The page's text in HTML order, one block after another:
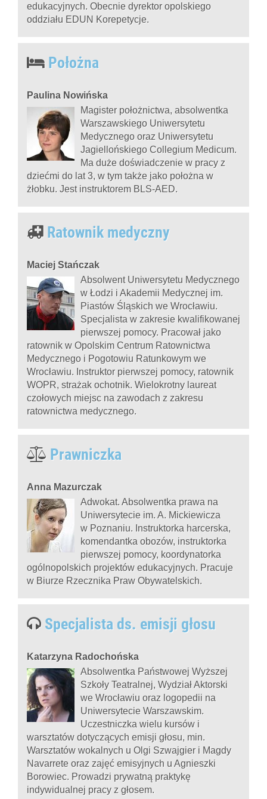
edukacyjnych. Obecnie dyrektor opolskiego
oddziału EDUN Korepetycje.
Położna
Paulina Nowińska
Magister położnictwa, absolwentka
Warszawskiego Uniwersytetu
Medycznego oraz Uniwersytetu
Jagiellońskiego Collegium Medicum.
Ma duże doświadczenie w pracy z
dziećmi do lat 3, w tym także jako położna w
żłobku. Jest instruktorem BLS-AED.
Ratownik medyczny
Maciej Stańczak
Absolwent Uniwersytetu Medycznego
w Łodzi i Akademii Medycznej im.
Piastów Śląskich we Wrocławiu.
Specjalista w zakresie kwalifikowanej
pierwszej pomocy. Pracował jako
ratownik w Opolskim Centrum Ratownictwa
Medycznego i Pogotowiu Ratunkowym we
Wrocławiu. Instruktor pierwszej pomocy, ratownik
WOPR, strażak ochotnik. Wielokrotny laureat
czołowych miejsc na zawodach z zakresu
ratownictwa medycznego.
Prawniczka
Anna Mazurczak
Adwokat. Absolwentka prawa na
Uniwersytecie im. A. Mickiewicza
w Poznaniu. Instruktorka harcerska,
komendantka obozów, instruktorka
pierwszej pomocy, koordynatorka
ogólnopolskich projektów edukacyjnych. Pracuje
w Biurze Rzecznika Praw Obywatelskich.
Specjalista ds. emisji głosu
Katarzyna Radochońska
Absolwentka Państwowej Wyższej
Szkoły Teatralnej, Wydział Aktorski
we Wrocławiu oraz logopedii na
Uniwersytecie Warszawskim.
Uczestniczka wielu kursów i
warsztatów dotyczących emisji głosu, min.
Warsztatów wokalnych u Olgi Szwajgier i Magdy
Navarrete oraz zajęć emisyjnych u Agnieszki
Borowiec. Prowadzi prywatną praktykę
indywidualnej pracy z głosem.